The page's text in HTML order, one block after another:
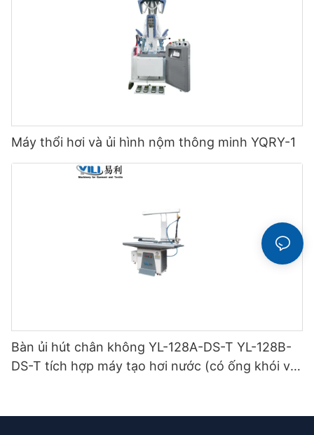
Máy thổi hơi và ủi hình nộm thông minh YQRY-1
Bàn ủi hút chân không YL-128A-DS-T YL-128B-
DS-T tích hợp máy tạo hơi nước (có ống khói và